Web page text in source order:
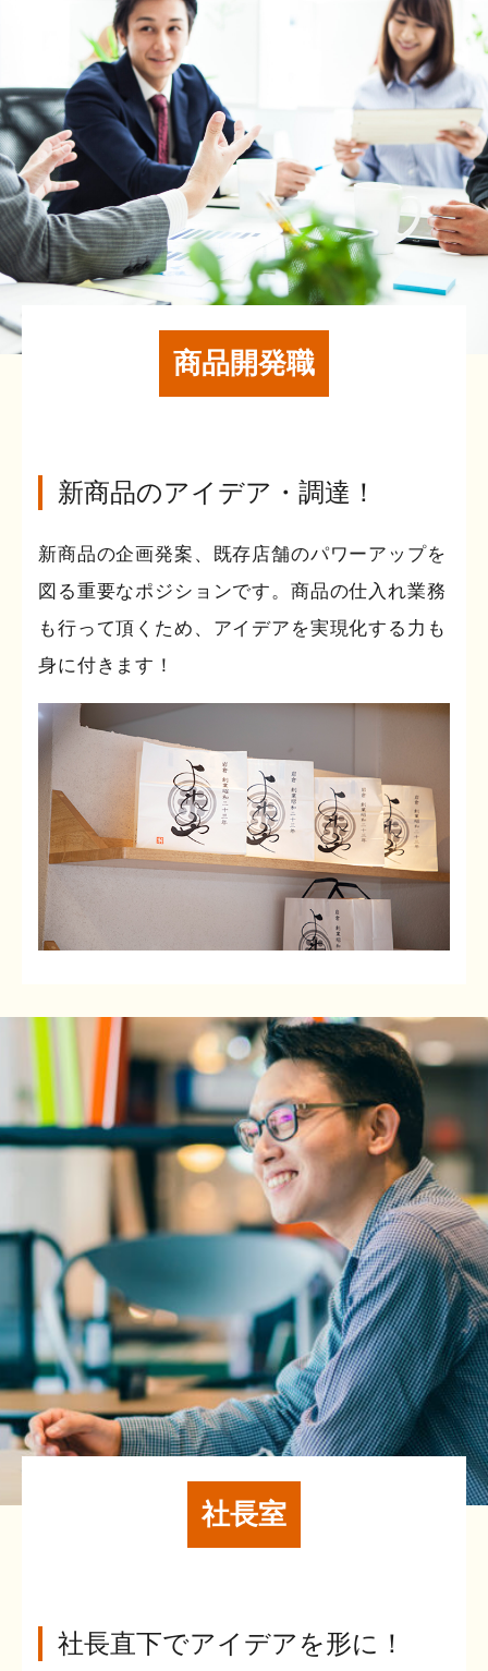
商品開発職
新商品のアイデア・調達！
新商品の企画発案、既存店舗のパワーアップを
図る重要なポジションです。商品の仕入れ業務
も行って頂くため、アイデアを実現化する力も
身に付きます！
社長室
社長直下でアイデアを形に！